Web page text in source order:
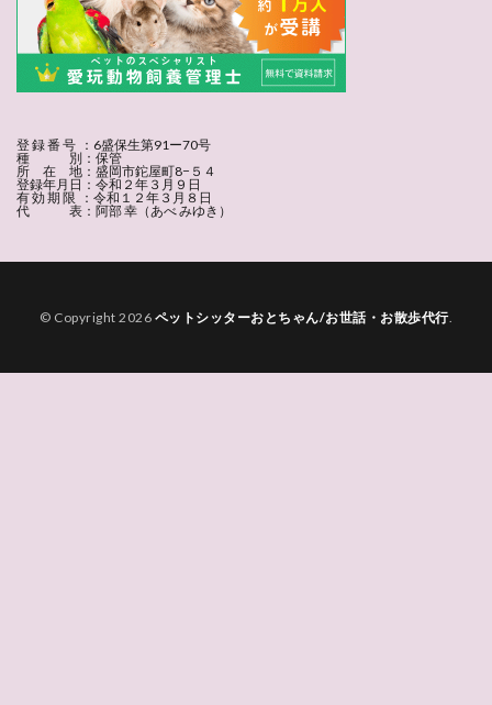
登 録 番 号 ：6盛保生第91ー70号
種 別：保管
所 在 地：盛岡市鉈屋町8−５４
登録年月日：令和２年３月９日
有 効 期 限 ：令和１２年３月８日
代 表：阿部 幸（あべ みゆき）
© Copyright 2026 ペットシッターおとちゃん/お世話・お散歩代行.